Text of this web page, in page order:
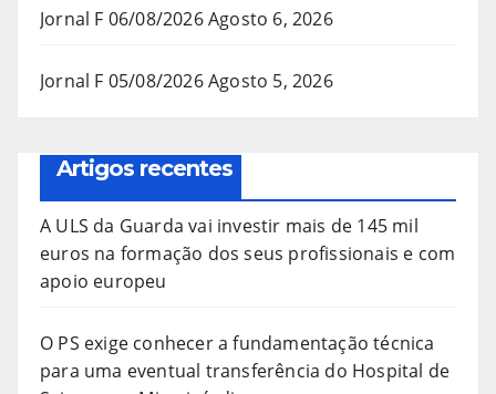
Jornal F 06/08/2026Agosto 6, 2026
Jornal F 05/08/2026Agosto 5, 2026
Artigos recentes
A ULS da Guarda vai investir mais de 145 mil
euros na formação dos seus profissionais e com
apoio europeu
O PS exige conhecer a fundamentação técnica
para uma eventual transferência do Hospital de